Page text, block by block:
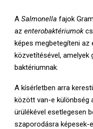
E
N
U
A Salmonella fajok
az enterobaktériumok
képes megbetegíteni az
közvetítésével,
baktériumnak.
A kísérletben arra
között van-e különbség
ürülékével esetlegesen
szaporodásra képesek-